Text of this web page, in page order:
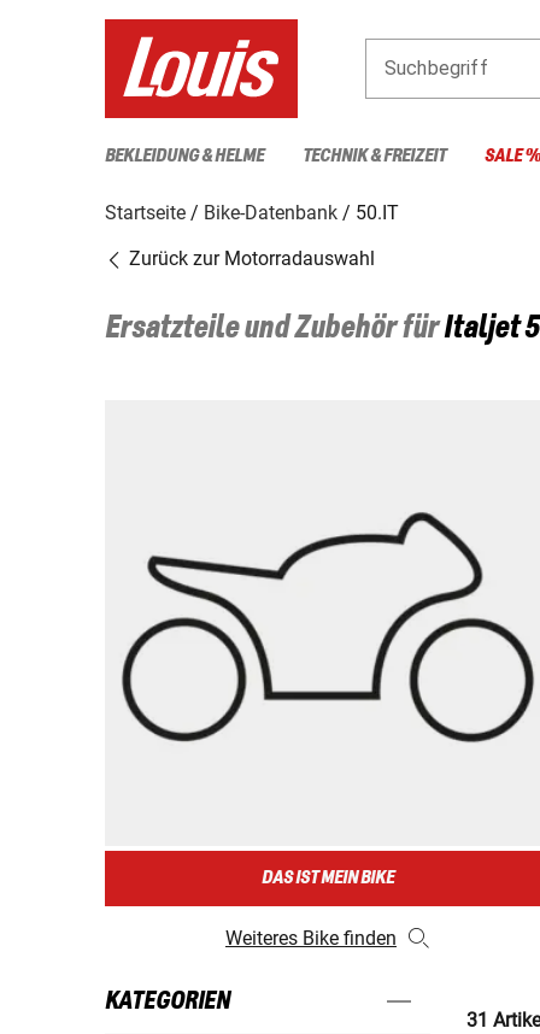
Suchbegriff
BEKLEIDUNG & HELME TECHNIK & FREIZEIT SALE %
Startseite Bike-Datenbank
50.IT
Zurück zur Motorradauswahl
Ersatzteile und Zubehör fürItaljet
DAS IST MEIN BIKE
Weiteres Bike finden
KATEGORIEN
31